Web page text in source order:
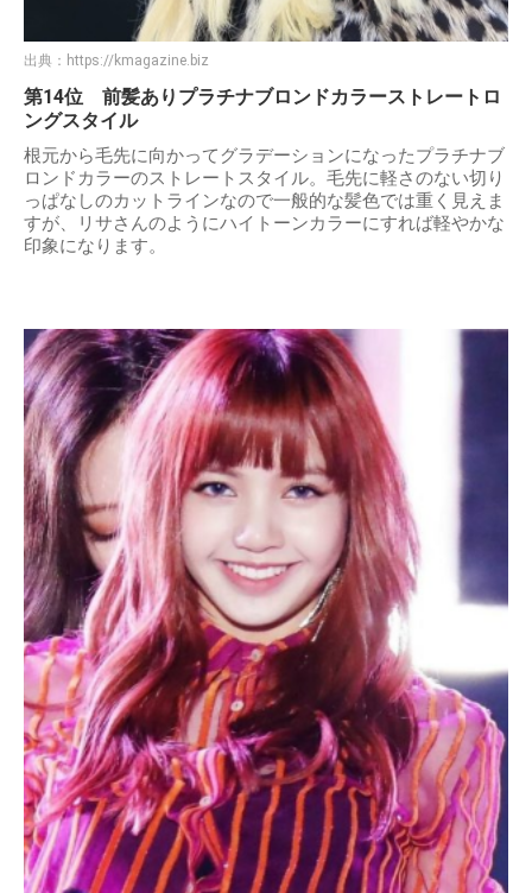
出典： https://kmagazine.biz
第14位 前髪ありプラチナブロンドカラーストレートロ
ングスタイル
根元から毛先に向かってグラデーションになったプラチナブ
ロンドカラーのストレートスタイル。毛先に軽さのない切り
っぱなしのカットラインなので一般的な髪色では重く見えま
すが、リサさんのようにハイトーンカラーにすれば軽やかな
印象になります。